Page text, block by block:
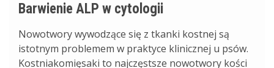
Barwienie ALP w cytologii
Nowotwory wywodzące się z tkanki kostnej są
istotnym problemem w praktyce klinicznej u psów.
Kostniakomięsaki to najczęstsze nowotwory kości